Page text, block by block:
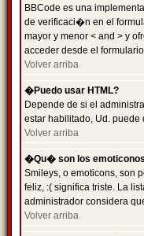
BBCode es una
de verificaci�n en el
mayor y menor < and > y
acceder desde el
Volver arriba
�Puedo usar HTML?
Depende de si el
estar habilitado, Ud.
Volver arriba
�Qu� son los
Smileys, o emoticons, son
feliz, :( significa triste. La
administrador considera
Volver arriba